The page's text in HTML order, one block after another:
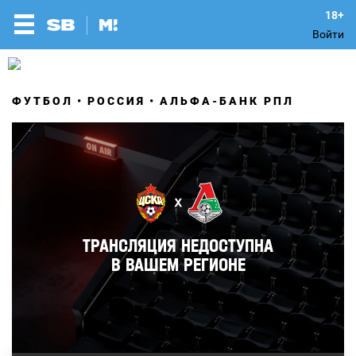
Войти
ФУТБОЛ РОССИЯ АЛЬФА-БАНК РПЛ